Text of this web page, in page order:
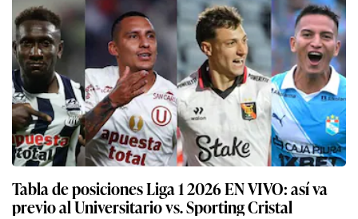
Tabla de posiciones Liga 1 2026 EN VIVO: así va
previo al Universitario vs. Sporting Cristal